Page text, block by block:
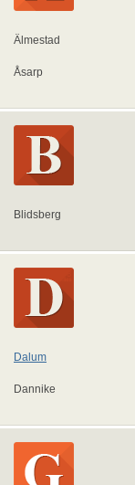
Älmestad
Åsarp
Blidsberg
Dalum
Dannike